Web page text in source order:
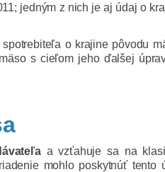
jedným z nich je aj údaj o
o krajine pôvodu
s cieľom jeho ďalšej
a vzťahuje sa na
mohlo poskytnúť tento